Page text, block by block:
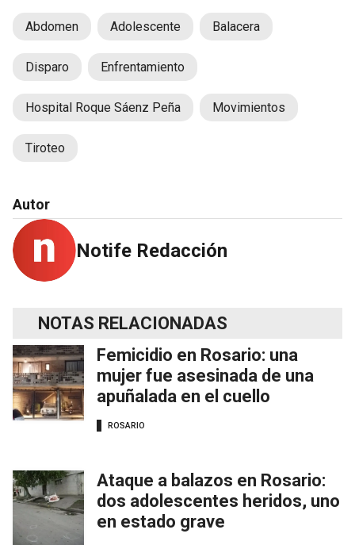
Abdomen Adolescente Balacera
Disparo Enfrentamiento
Hospital Roque Sáenz Peña Movimientos
Tiroteo
Autor
Notife Redacción
NOTAS RELACIONADAS
Femicidio en Rosario: una
mujer fue asesinada de una
apuñalada en el cuello
ROSARIO
Ataque a balazos en Rosario:
dos adolescentes heridos, uno
en estado grave